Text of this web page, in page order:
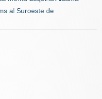
al Suroeste de